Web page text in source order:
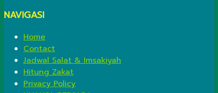
NAVIGASI
Home
Contact
Jadwal Salat & Imsakiyah
Hitung Zakat
Privacy Policy